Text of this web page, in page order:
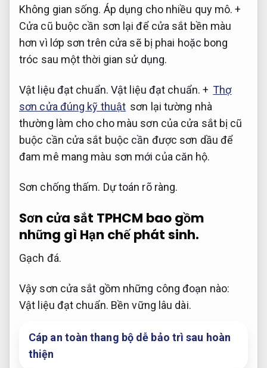
Không gian sống. Áp dụng cho nhiều quy mô. +
Cửa cũ buộc cần sơn lại để cửa sắt bền màu
hơn vì lớp sơn trên cửa sẽ bị phai hoặc bong
tróc sau một thời gian sử dụng.
Vật liệu đạt chuẩn. Vật liệu đạt chuẩn. + Thợ
sơn cửa đúng kỹ thuật sơn lại tường nhà
thường làm cho cho màu sơn của cửa sắt bị cũ
buộc cần cửa sắt buộc cần được sơn dầu để
đam mê mang màu sơn mới của căn hộ.
Sơn chống thấm. Dự toán rõ ràng.
Sơn cửa sắt TPHCM bao gồm
những gì Hạn chế phát sinh.
Gạch đá.
Vậy sơn cửa sắt gồm những công đoạn nào:
Vật liệu đạt chuẩn. Bền vững lâu dài.
Cáp an toàn thang bộ dễ bảo trì sau hoàn
thiện